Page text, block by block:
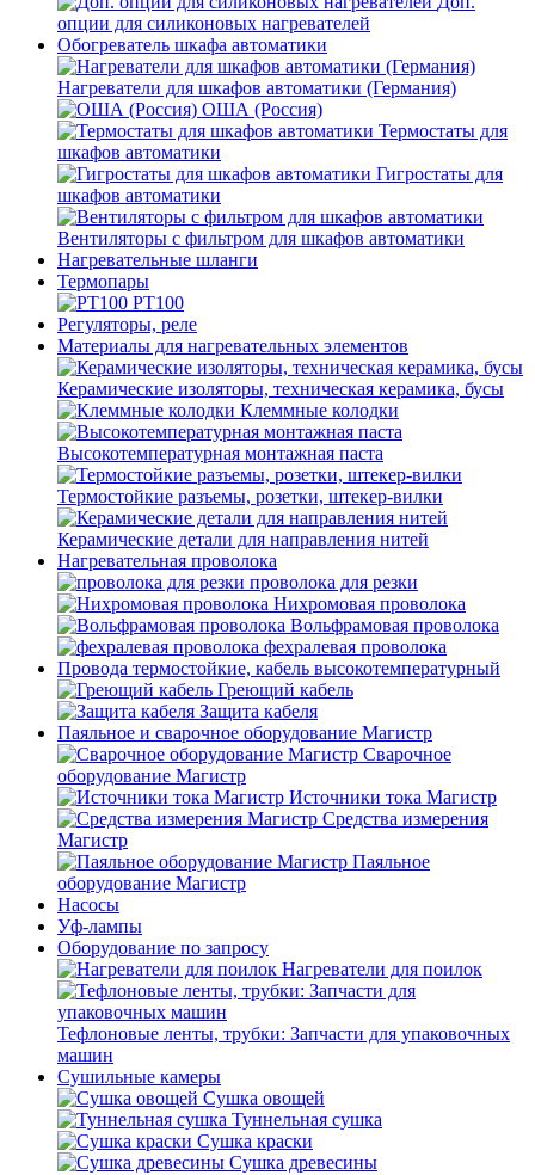
опции для силиконовых нагревателей
Обогреватель шкафа автоматики
Нагреватели для шкафов автоматики (Германия)
ОША (Россия)
Термостаты для
шкафов автоматики
Гигростаты для
шкафов автоматики
Вентиляторы с фильтром для шкафов автоматики
Нагревательные шланги
Термопары
PT100
Регуляторы, реле
Материалы для нагревательных элементов
Керамические изоляторы, техническая керамика, бусы
Клеммные колодки
Высокотемпературная монтажная паста
Термостойкие разъемы, розетки, штекер-вилки
Керамические детали для направления нитей
Нагревательная проволока
проволока для резки
Нихромовая проволока
Вольфрамовая проволока
фехралевая проволока
Провода термостойкие, кабель высокотемпературный
Греющий кабель
Защита кабеля
Паяльное и сварочное оборудование Магистр
Сварочное
оборудование Магистр
Источники тока Магистр
Средства измерения
Магистр
Паяльное
оборудование Магистр
Насосы
Уф-лампы
Оборудование по запросу
Нагреватели для поилок
Тефлоновые ленты, трубки: Запчасти для упаковочных
машин
Сушильные камеры
Сушка овощей
Туннельная сушка
Сушка краски
Сушка древесины